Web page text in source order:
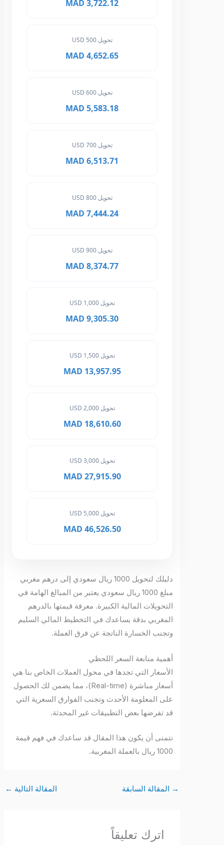
3,722.12 MAD
تحويل 500 USD
4,652.65 MAD
تحويل 600 USD
5,583.18 MAD
تحويل 700 USD
6,513.71 MAD
تحويل 800 USD
7,444.24 MAD
تحويل 900 USD
8,374.77 MAD
تحويل 1,000 USD
9,305.30 MAD
تحويل 1,500 USD
13,957.95 MAD
تحويل 2,000 USD
18,610.60 MAD
تحويل 3,000 USD
27,915.90 MAD
تحويل 5,000 USD
46,526.50 MAD
دليلك لتحويل 1000 ريال سعودي إلى درهم مغربي
مبلغ 1000 ريال سعودي يعتبر من المبالغ الهامة في
التحويلات المالية الكبيرة. معرفة قيمتها بالدرهم
المغربي بدقة يساعدك في التخطيط المالي السليم
وتجنب الخسارة الناتجة عن فرق العملة.
أهمية متابعة السعر اللحظي
الأسعار التي تجدها في محول العملات الخاص بنا هي
أسعار مباشرة (Real-time)، مما يضمن لك الحصول
على المعلومة الأحدث وتجنب الفوارق السعرية التي
قد تفرضها بعض التطبيقات غير المحدثة.
نتمنى أن يكون هذا المقال قد ساعدك في فهم قيمة
المقالة السابقة المقالة التالية←
اترك تعليقاً